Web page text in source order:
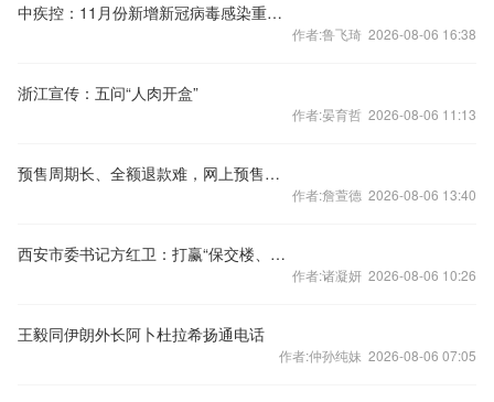
中疾控：11月份新增新冠病毒感染重症病例135例
作者:鲁飞琦 2026-08-06 16:38
浙江宣传：五问“人肉开盒”
作者:晏育哲 2026-08-06 11:13
预售周期长、全额退款难，网上预售票套路埋得深
作者:詹萱德 2026-08-06 13:40
西安市委书记方红卫：打赢“保交楼、保回迁”攻坚战
作者:诸凝妍 2026-08-06 10:26
王毅同伊朗外长阿卜杜拉希扬通电话
作者:仲孙纯妹 2026-08-06 07:05